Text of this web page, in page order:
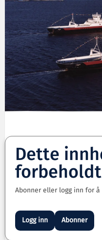
Dette
Abonner eller logg inn for
Logg inn Abonner